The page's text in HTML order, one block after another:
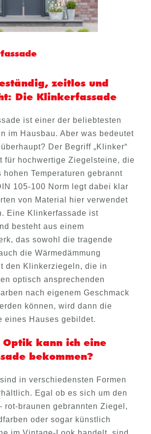
zeitlos und
Die Klinkerfassade
ist einer der beliebtesten
im Hausbau. Aber was bedeutet
Der Begriff „Klinker“
für hochwertige Ziegelsteine, die
hohen Temperaturen gebrannt
105-100 Norm legt dabei klar
von Material hier verwendet
Eine Klinkerfassade ist
besteht aus einem
das sowohl die tragende
die Wärmedämmung
den Klinkerziegeln, die in
optisch ansprechenden
nach eigenem Geschmack
können, wird dann die
eines Hauses gebildet.
Optik kann ich eine
bekommen?
in verschiedensten Formen
Egal ob es sich um den
rot-braunen gebrannten Ziegel,
oder sogar künstlich